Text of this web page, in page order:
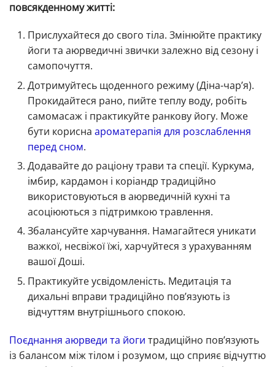
повсякденному житті:
Прислухайтеся до свого тіла. Змінюйте практику
йоги та аюрведичні звички залежно від сезону і
самопочуття.
Дотримуйтесь щоденного режиму (Діна-чар’я).
Прокидайтеся рано, пийте теплу воду, робіть
самомасаж і практикуйте ранкову йогу. Може
бути корисна ароматерапія для розслаблення
перед сном.
Додавайте до раціону трави та спеції. Куркума,
імбир, кардамон і коріандр традиційно
використовуються в аюрведичній кухні та
асоціюються з підтримкою травлення.
Збалансуйте харчування. Намагайтеся уникати
важкої, несвіжої їжі, харчуйтеся з урахуванням
вашої Доші.
Практикуйте усвідомленість. Медитація та
дихальні вправи традиційно пов’язують із
відчуттям внутрішнього спокою.
Поєднання аюрведи та йоги традиційно пов’язують
із балансом між тілом і розумом, що сприяє відчуттю